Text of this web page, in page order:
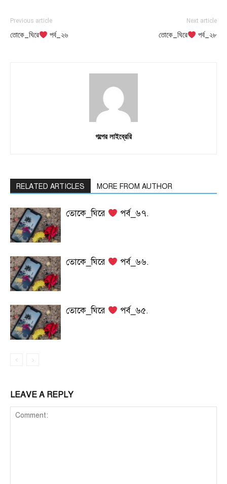
Previous article
তোকে_ঘিরে পর্ব_২৬
Next article
তোকে_ঘিরে পর্ব_২৮
গল্পের লাইব্রেরি
RELATED ARTICLES MORE FROM AUTHOR
তোকে_ঘিরে পর্ব_৬৭.
তোকে_ঘিরে পর্ব_৬৬.
তোকে_ঘিরে পর্ব_৬৫.
LEAVE A REPLY